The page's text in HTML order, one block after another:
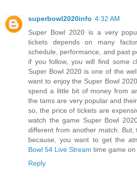
superbowl2020info 4:32 AM
Super Bowl 2020 is a very
tickets depends on many
schedule, performance, and past
if you follow, you will find some
Super Bowl 2020 is one of the
want to enjoy the Super Bowl
spend a little bit of money from
the tams are very popular and
so, the price of tickets are
watch the game Super Bowl
different from another match.
because, you want to get the
Bowl 54 Live Stream time game
Reply